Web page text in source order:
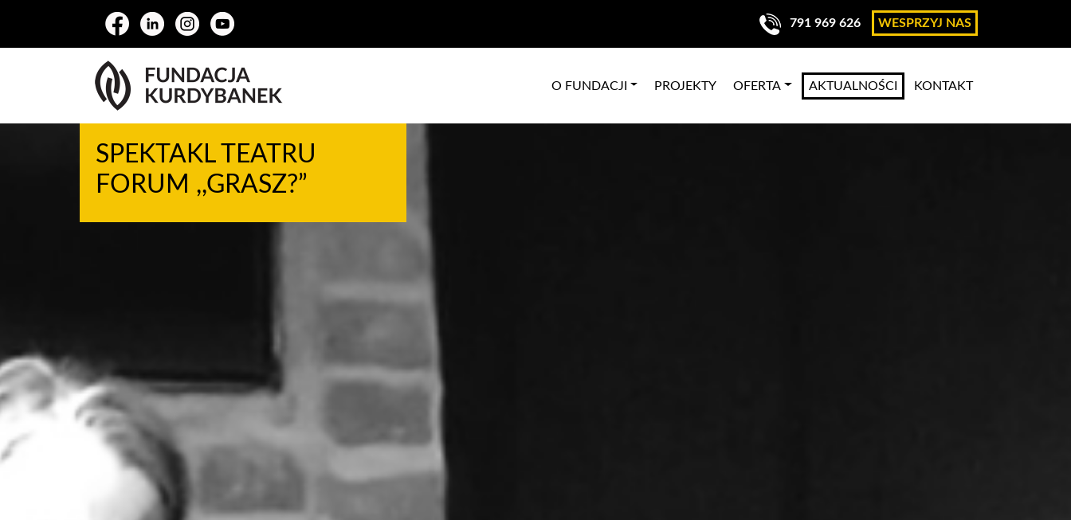
791 969 626 WESPRZYJ NAS
O FUNDACJI PROJEKTY OFERTA AKTUALNOŚCI KONTAKT
SPEKTAKL TEATRU
FORUM ,,GRASZ?”